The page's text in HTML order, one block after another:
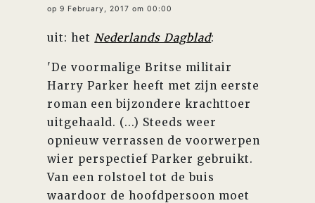
op 9 February, 2017 om 00:00
uit: het Nederlands Dagblad:
'De voormalige Britse militair
Harry Parker heeft met zijn eerste
roman een bijzondere krachttoer
uitgehaald. (...) Steeds weer
opnieuw verrassen de voorwerpen
wier perspectief Parker gebruikt.
Van een rolstoel tot de buis
waardoor de hoofdpersoon moet